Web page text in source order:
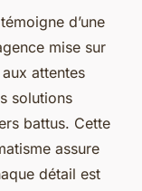
d’une
mise sur
attentes
solutions
battus. Cette
assure
détail est